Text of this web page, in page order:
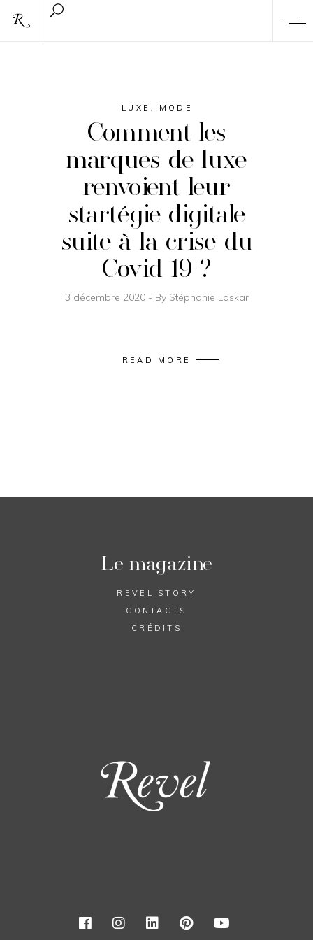
LUXE , MODE
Comment les
marques de luxe
renvoient leur
startégie digitale
suite à la crise du
Covid 19 ?
3 décembre 2020 By Stéphanie Laskar
READ MORE
Le magazine
REVEL STORY
CONTACTS
CRÉDITS